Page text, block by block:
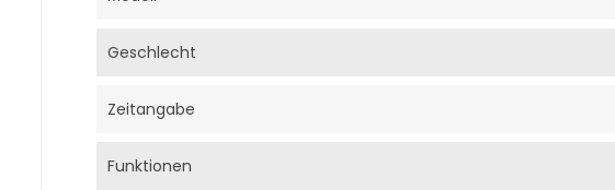
Geschlecht
Zeitangabe
Funktionen